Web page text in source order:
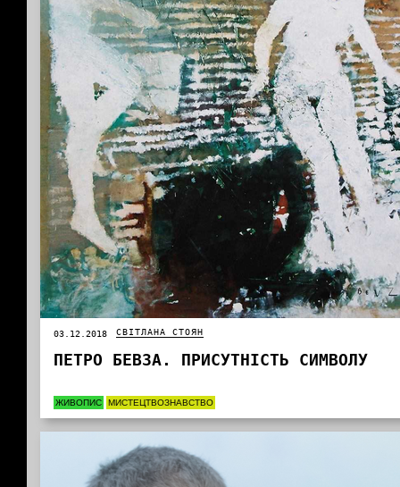
03.12.2018 СВІТЛАНА СТОЯН
ПЕТРО БЕВЗА. ПРИСУТНІСТЬ СИМВОЛУ
ЖИВОПИС МИСТЕЦТВОЗНАВСТВО